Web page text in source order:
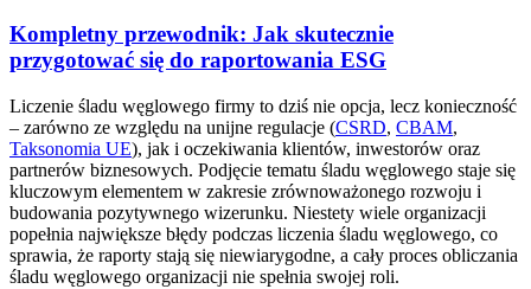
Kompletny przewodnik: Jak skutecznie
przygotować się do raportowania ESG
Liczenie śladu węglowego firmy to dziś nie opcja, lecz konieczność
– zarówno ze względu na unijne regulacje (CSRD, CBAM,
Taksonomia UE), jak i oczekiwania klientów, inwestorów oraz
partnerów biznesowych. Podjęcie tematu śladu węglowego staje się
kluczowym elementem w zakresie zrównoważonego rozwoju i
budowania pozytywnego wizerunku. Niestety wiele organizacji
popełnia największe błędy podczas liczenia śladu węglowego, co
sprawia, że raporty stają się niewiarygodne, a cały proces obliczania
śladu węglowego organizacji nie spełnia swojej roli.